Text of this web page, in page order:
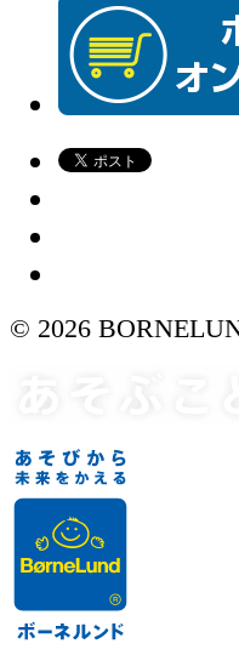
© 2026